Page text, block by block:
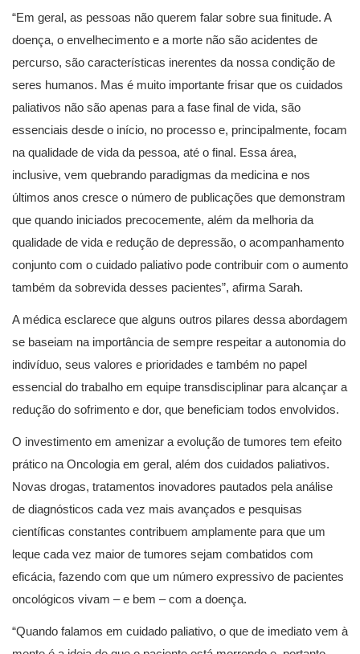
“Em geral, as pessoas não querem falar sobre sua finitude. A
doença, o envelhecimento e a morte não são acidentes de
percurso, são características inerentes da nossa condição de
seres humanos. Mas é muito importante frisar que os cuidados
paliativos não são apenas para a fase final de vida, são
essenciais desde o início, no processo e, principalmente, focam
na qualidade de vida da pessoa, até o final. Essa área,
inclusive, vem quebrando paradigmas da medicina e nos
últimos anos cresce o número de publicações que demonstram
que quando iniciados precocemente, além da melhoria da
qualidade de vida e redução de depressão, o acompanhamento
conjunto com o cuidado paliativo pode contribuir com o aumento
também da sobrevida desses pacientes”, afirma Sarah.
A médica esclarece que alguns outros pilares dessa abordagem
se baseiam na importância de sempre respeitar a autonomia do
indivíduo, seus valores e prioridades e também no papel
essencial do trabalho em equipe transdisciplinar para alcançar a
redução do sofrimento e dor, que beneficiam todos envolvidos.
O investimento em amenizar a evolução de tumores tem efeito
prático na Oncologia em geral, além dos cuidados paliativos.
Novas drogas, tratamentos inovadores pautados pela análise
de diagnósticos cada vez mais avançados e pesquisas
científicas constantes contribuem amplamente para que um
leque cada vez maior de tumores sejam combatidos com
eficácia, fazendo com que um número expressivo de pacientes
oncológicos vivam – e bem – com a doença.
“Quando falamos em cuidado paliativo, o que de imediato vem à